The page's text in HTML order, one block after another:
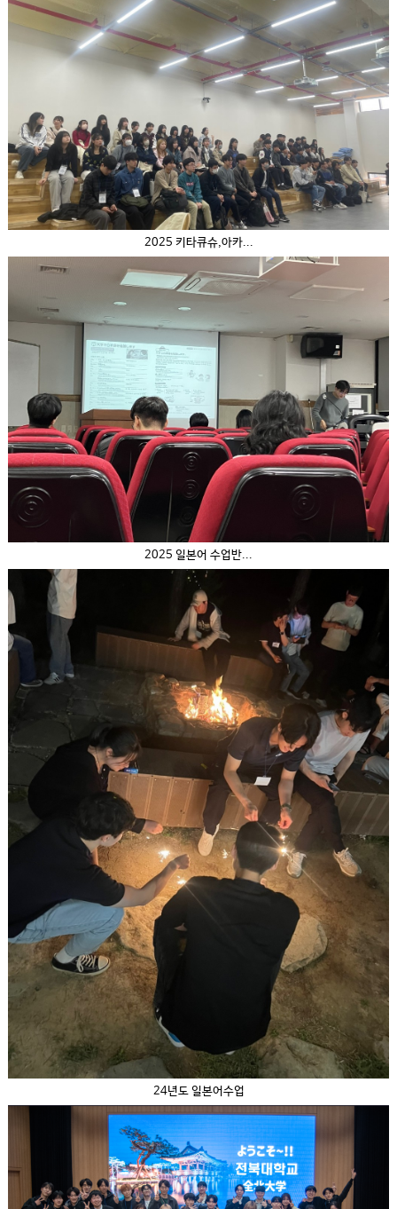
2025 키타큐슈,아카...
2025 일본어 수업반...
24년도 일본어수업